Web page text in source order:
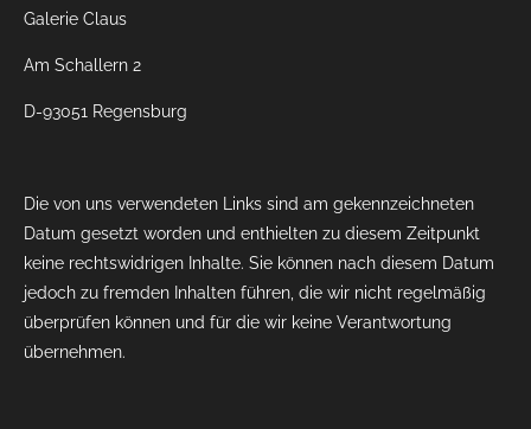
Galerie Claus
Am Schallern 2
D-93051 Regensburg
Die von uns verwendeten Links sind am gekennzeichneten
Datum gesetzt worden und enthielten zu diesem Zeitpunkt
keine rechtswidrigen Inhalte. Sie können nach diesem Datum
jedoch zu fremden Inhalten führen, die wir nicht regelmäßig
überprüfen können und für die wir keine Verantwortung
übernehmen.